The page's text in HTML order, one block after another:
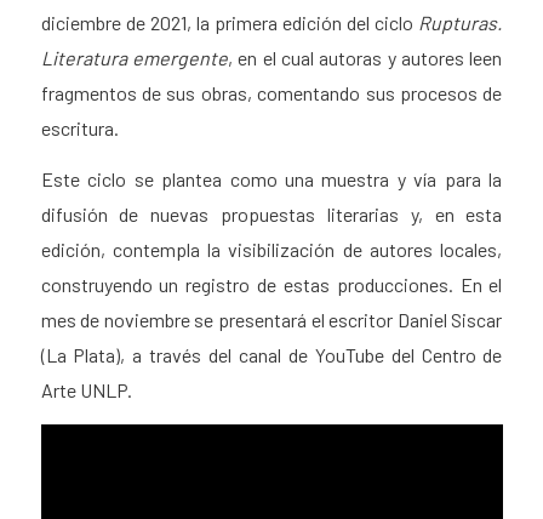
diciembre de 2021, la primera edición del ciclo Rupturas.
Literatura emergente, en el cual autoras y autores leen
fragmentos de sus obras, comentando sus procesos de
escritura.
Este ciclo se plantea como una muestra y vía para la
difusión de nuevas propuestas literarias y, en esta
edición, contempla la visibilización de autores locales,
construyendo un registro de estas producciones. En el
mes de noviembre se presentará el escritor Daniel Siscar
(La Plata), a través del canal de YouTube del Centro de
Arte UNLP.